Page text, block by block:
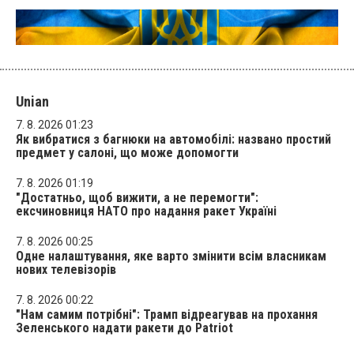
Unian
7. 8. 2026 01:23
Як вибратися з багнюки на автомобілі: названо простий
предмет у салоні, що може допомогти
7. 8. 2026 01:19
"Достатньо, щоб вижити, а не перемогти":
ексчиновниця НАТО про надання ракет Україні
7. 8. 2026 00:25
Одне налаштування, яке варто змінити всім власникам
нових телевізорів
7. 8. 2026 00:22
"Нам самим потрібні": Трамп відреагував на прохання
Зеленського надати ракети до Patriot